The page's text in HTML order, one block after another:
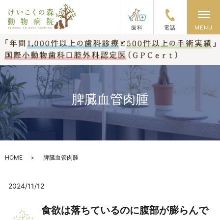
歯科 電話
メ
MENU
脾臓血管肉腫
HOME 脾臓血管肉腫
2024/11/12
食欲は落ちているのに腹部が膨らんで